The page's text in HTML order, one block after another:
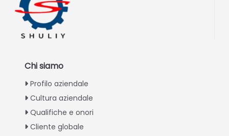
Chi siamo
Profilo aziendale
Cultura aziendale
Qualifiche e onori
Cliente globale